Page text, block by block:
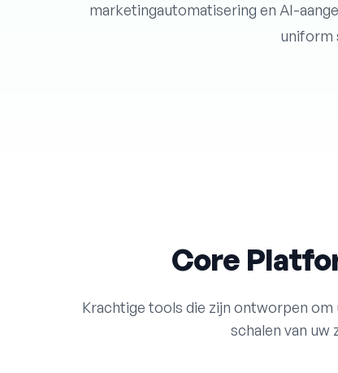
marketingautomatisering en AI-
uniform
Core
Krachtige tools die zijn ontworpen
schalen van uw